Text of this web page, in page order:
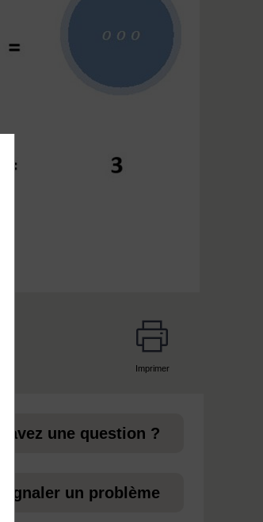
Imprimer
avez une question ?
Signaler un problème